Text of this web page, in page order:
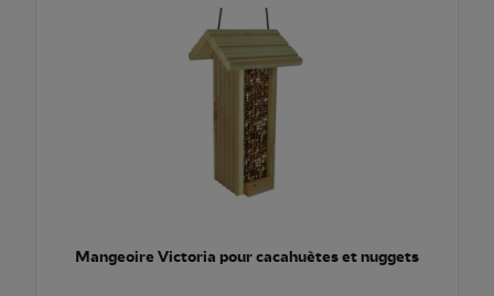
Mangeoire Victoria pour cacahuètes et nuggets